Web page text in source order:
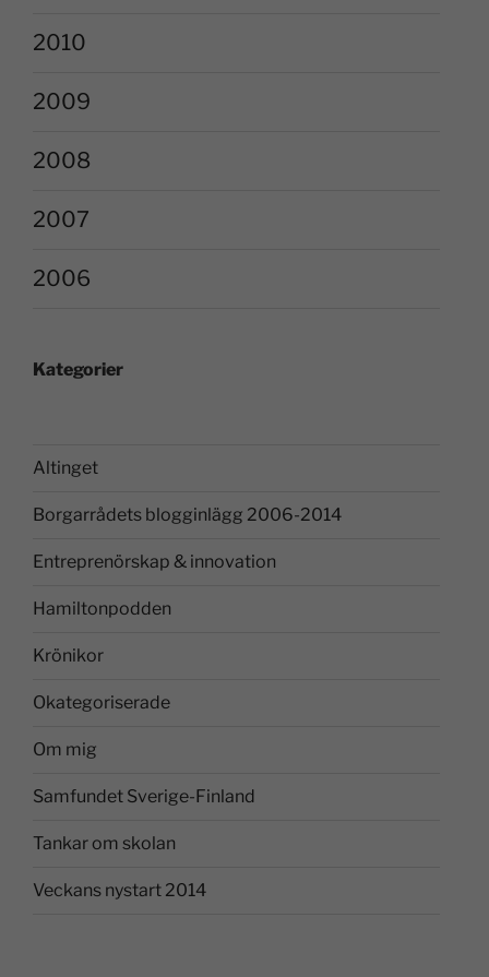
2010
2009
2008
2007
2006
Kategorier
Altinget
Borgarrådets blogginlägg 2006-2014
Entreprenörskap & innovation
Hamiltonpodden
Krönikor
Okategoriserade
Om mig
Samfundet Sverige-Finland
Tankar om skolan
Veckans nystart 2014